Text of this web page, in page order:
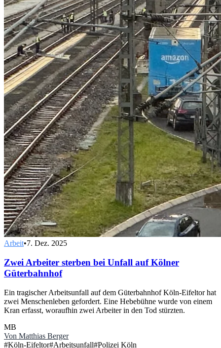
Arbeit•7. Dez. 2025
Zwei Arbeiter sterben bei Unfall auf Kölner
Güterbahnhof
Ein tragischer Arbeitsunfall auf dem Güterbahnhof Köln-Eifeltor hat
zwei Menschenleben gefordert. Eine Hebebühne wurde von einem
Kran erfasst, woraufhin zwei Arbeiter in den Tod stürzten.
MB
Von Matthias Berger
#Köln-Eifeltor#Arbeitsunfall#Polizei Köln